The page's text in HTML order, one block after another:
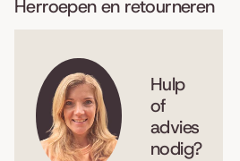
Herroepen en retourneren
Hulp
of
advies
nodig?